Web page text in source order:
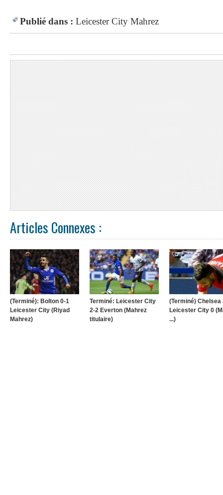
Publié dans : Leicester City Mahrez
Articles Connexes :
(Terminé): Bolton 0-1
Leicester City (Riyad
Mahrez)
Terminé: Leicester City
2-2 Everton (Mahrez
titulaire)
(Terminé) Chelsea
Leicester City 0
...)